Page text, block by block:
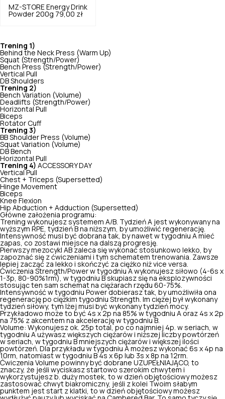
MZ-STORE Energy Drink
Powder 200g 79,00 zł
Trening 1)
Behind the Neck Press (Warm Up)
Squat (Strength/Power)
Bench Press (Strength/Power)
Vertical Pull
DB Shoulders
Trening 2)
Bench Variation (Volume)
Deadlifts (Strength/Power)
Horizontal Pull
Biceps
Rotator Cuff
Trening 3)
BB Shoulder Press (Volume)
Squat Variation (Volume)
DB Bench
Horizontal Pull
Trening 4) ACCESSORY DAY
Vertical Pull
Chest + Triceps (Supersetted)
Hinge Movement
Biceps
Knee Flexion
Hip Abduction + Adduction (Supersetted)
Główne założenia programu:
Trening wykonujesz systemem A/B. Tydzień A jest wykonywany na
wyższym RPE, tydzień B na niższym, by umożliwić regenerację.
Intensywność musi być dobrana tak, by nawet w tygodniu A mieć
zapas, co zostawi miejsce na dalszą progresję.
Pierwszy mezocykl AB zaleca się wykonać stosunkowo lekko, by
zapoznać się z ćwiczeniami i tym schematem trenowania. Zawsze
lepiej zacząć za lekko i skończyć za ciężko niż vice versa.
Ćwiczenia Strength/Power w tygodniu A wykonujesz siłowo (4-6s x
1-3p, 80-90%1rm), w tygodniu B skupiasz się na eksplozywności
stosując ten sam schemat na ciężarach rzędu 60-75%.
Intensywność w tygodniu Power dobierasz tak, by umożliwiła ona
regenerację po ciężkim tygodniu Strength. Im ciężej był wykonany
tydzień siłowy, tym lżej musi być wykonany tydzień mocy.
Przykładowo może to być 4s x 2p na 85% w tygodniu A oraz 4s x 2p
na 75% z akcentem na akcelerację w tygodniu B.
Volume: Wykonujesz ok. 25p total, po co najmniej 4p. w seriach, w
tygodniu A używasz większych ciężarów i niższej liczby powtórzeń
w seriach, w tygodniu B mniejszych ciężarów i większej ilości
powtórzeń. Dla przykładu w tygodniu A możesz wykonać 6s x 4p na
10rm, natomiast w tygodniu B 4s x 6p lub 3s x 8p na 12rm.
Ćwiczenia Volume powinny być dobrane UZUPEŁNIAJĄCO, to
znaczy, że jeśli wyciskasz startowo szerokim chwytem i
wykorzystujesz b. duży mostek, to w dzień objętościowy możesz
zastosować chwyt biakromiczny, jeśli z kolei Twoim słabym
punktem jest start z klatki, to w dzień objętościowy możesz